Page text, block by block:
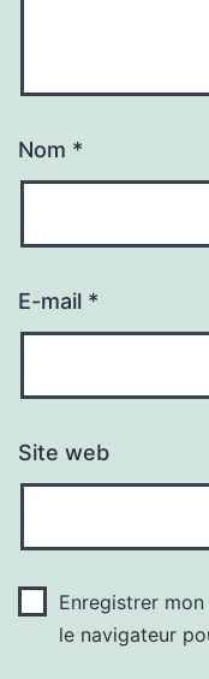
Nom *
E-mail *
Site web
Enregistrer
le navigateur